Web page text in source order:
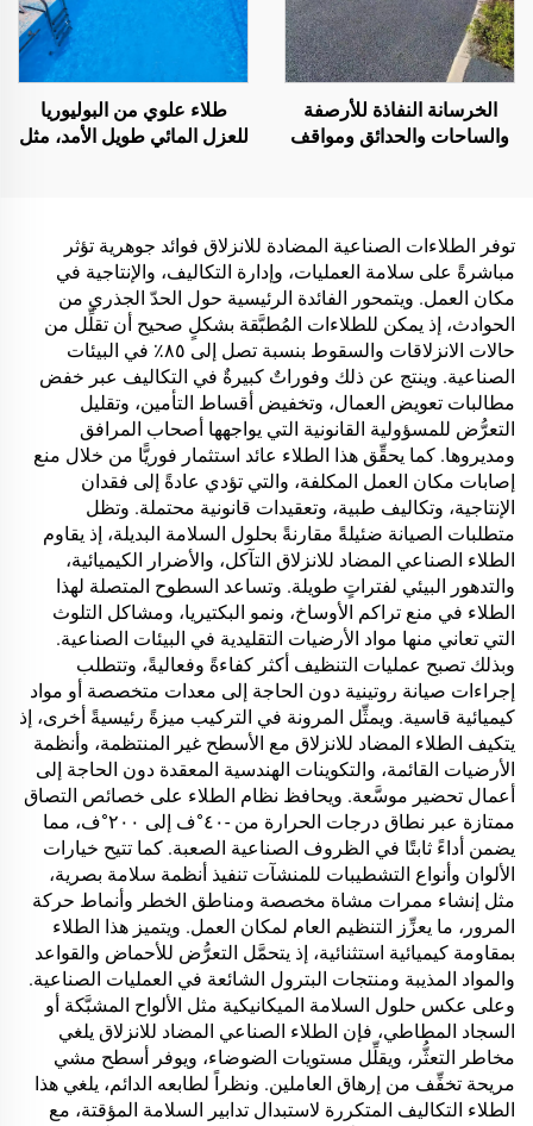
الماء أو الزيت، والرخام،
وبلاط الأرضيات، والخرسانة
المسامية، وتطبيقات
المركبات وغيرها
الخرسانة النفاذة للأرصفة
والساحات والحدائق ومواقف
طلاء علوي من البوليوريا
للعزل المائي طويل الأمد، مثل
توفر الطلاءات الصناعية المضادة للانزلاق فوائد جوهرية تؤثر
مباشرةً على سلامة العمليات، وإدارة التكاليف، والإنتاجية في
مكان العمل. ويتمحور الفائدة الرئيسية حول الحدّ الجذري من
الحوادث، إذ يمكن للطلاءات المُطبَّقة بشكلٍ صحيح أن تقلِّل من
حالات الانزلاقات والسقوط بنسبة تصل إلى ٨٥٪ في البيئات
الصناعية. وينتج عن ذلك وفوراتٌ كبيرةٌ في التكاليف عبر خفض
مطالبات تعويض العمال، وتخفيض أقساط التأمين، وتقليل
التعرُّض للمسؤولية القانونية التي يواجهها أصحاب المرافق
ومديروها. كما يحقِّق هذا الطلاء عائد استثمار فوريًّا من خلال منع
إصابات مكان العمل المكلفة، والتي تؤدي عادةً إلى فقدان
الإنتاجية، وتكاليف طبية، وتعقيدات قانونية محتملة. وتظل
متطلبات الصيانة ضئيلةً مقارنةً بحلول السلامة البديلة، إذ يقاوم
الطلاء الصناعي المضاد للانزلاق التآكل، والأضرار الكيميائية،
والتدهور البيئي لفتراتٍ طويلة. وتساعد السطوح المتصلة لهذا
الطلاء في منع تراكم الأوساخ، ونمو البكتيريا، ومشاكل التلوث
التي تعاني منها مواد الأرضيات التقليدية في البيئات الصناعية.
وبذلك تصبح عمليات التنظيف أكثر كفاءةً وفعاليةً، وتتطلب
إجراءات صيانة روتينية دون الحاجة إلى معدات متخصصة أو مواد
كيميائية قاسية. ويمثِّل المرونة في التركيب ميزةً رئيسيةً أخرى، إذ
يتكيف الطلاء المضاد للانزلاق مع الأسطح غير المنتظمة، وأنظمة
الأرضيات القائمة، والتكوينات الهندسية المعقدة دون الحاجة إلى
أعمال تحضير موسَّعة. ويحافظ نظام الطلاء على خصائص التصاق
ممتازة عبر نطاق درجات الحرارة من -٤٠°ف إلى ٢٠٠°ف، مما
يضمن أداءً ثابتًا في الظروف الصناعية الصعبة. كما تتيح خيارات
الألوان وأنواع التشطيبات للمنشآت تنفيذ أنظمة سلامة بصرية،
مثل إنشاء ممرات مشاة مخصصة ومناطق الخطر وأنماط حركة
المرور، ما يعزِّز التنظيم العام لمكان العمل. ويتميز هذا الطلاء
بمقاومة كيميائية استثنائية، إذ يتحمَّل التعرُّض للأحماض والقواعد
والمواد المذيبة ومنتجات البترول الشائعة في العمليات الصناعية.
وعلى عكس حلول السلامة الميكانيكية مثل الألواح المشبَّكة أو
السجاد المطاطي، فإن الطلاء الصناعي المضاد للانزلاق يلغي
مخاطر التعثُّر، ويقلِّل مستويات الضوضاء، ويوفر أسطح مشي
مريحة تخفِّف من إرهاق العاملين. ونظراً لطابعه الدائم، يلغي هذا
الطلاء التكاليف المتكررة لاستبدال تدابير السلامة المؤقتة، مع